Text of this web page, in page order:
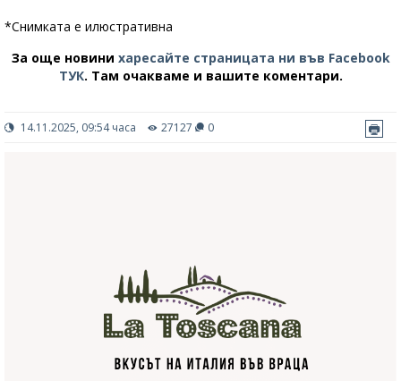
*Снимката е илюстративна
За още новини харесайте страницата ни във Facebook
ТУК. Там очакваме и вашите коментари.
14.11.2025, 09:54 часа 27127 0